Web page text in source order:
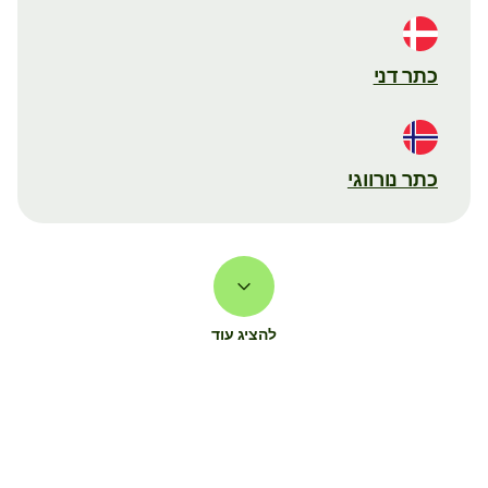
כתר דני
כתר נורווגי
להציג עוד